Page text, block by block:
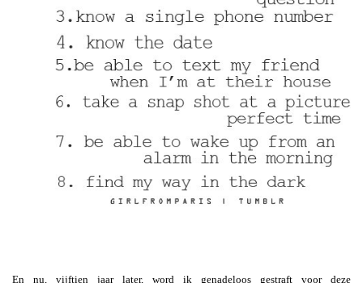
En nu, vijftien jaar later, word ik genadeloos gestraft voor deze